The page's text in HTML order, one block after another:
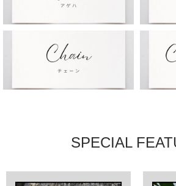
SPECIAL